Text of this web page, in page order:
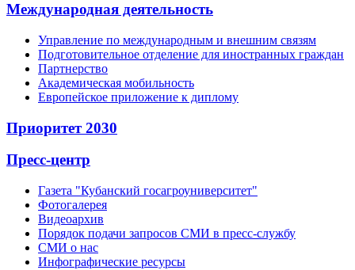
Международная деятельность
Управление по международным и внешним связям
Подготовительное отделение для иностранных граждан
Партнерство
Академическая мобильность
Европейское приложение к диплому
Приоритет 2030
Пресс-центр
Газета "Кубанский госагроуниверситет"
Фотогалерея
Видеоархив
Порядок подачи запросов СМИ в пресс-службу
СМИ о нас
Инфографические ресурсы